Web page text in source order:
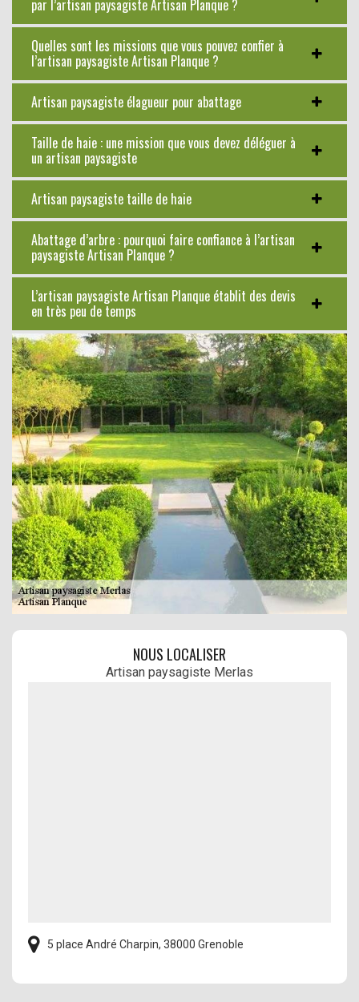
par l’artisan paysagiste Artisan Planque ?
Quelles sont les missions que vous pouvez confier à
l’artisan paysagiste Artisan Planque ?
Artisan paysagiste élagueur pour abattage
Taille de haie : une mission que vous devez déléguer à
un artisan paysagiste
Artisan paysagiste taille de haie
Abattage d’arbre : pourquoi faire confiance à l’artisan
paysagiste Artisan Planque ?
L’artisan paysagiste Artisan Planque établit des devis
en très peu de temps
NOUS LOCALISER
Artisan paysagiste Merlas
5 place André Charpin, 38000 Grenoble